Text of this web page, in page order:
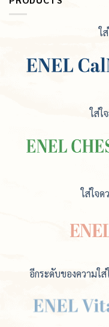
ใ
ใส่ใ
ใส่ใจด
อีกระดับของความใ